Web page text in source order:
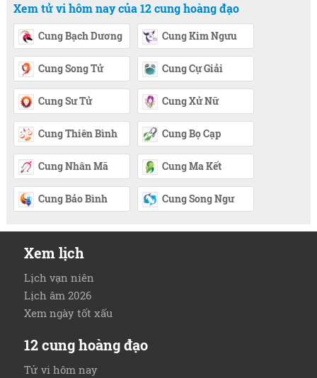
Xem tử vi hôm nay của 12 cung hoàng đạo
Cung Bạch Dương Cung Kim Ngưu
Cung Song Tử Cung Cự Giải
Cung Sư Tử Cung Xử Nữ
Cung Thiên Bình Cung Bọ Cạp
Cung Nhân Mã Cung Ma Kết
Cung Bảo Bình Cung Song Ngư
Xem lịch
Lịch vạn niên
Lịch âm 2026
Xem ngày tốt xấu
12 cung hoàng đạo
Tử vi hôm nay